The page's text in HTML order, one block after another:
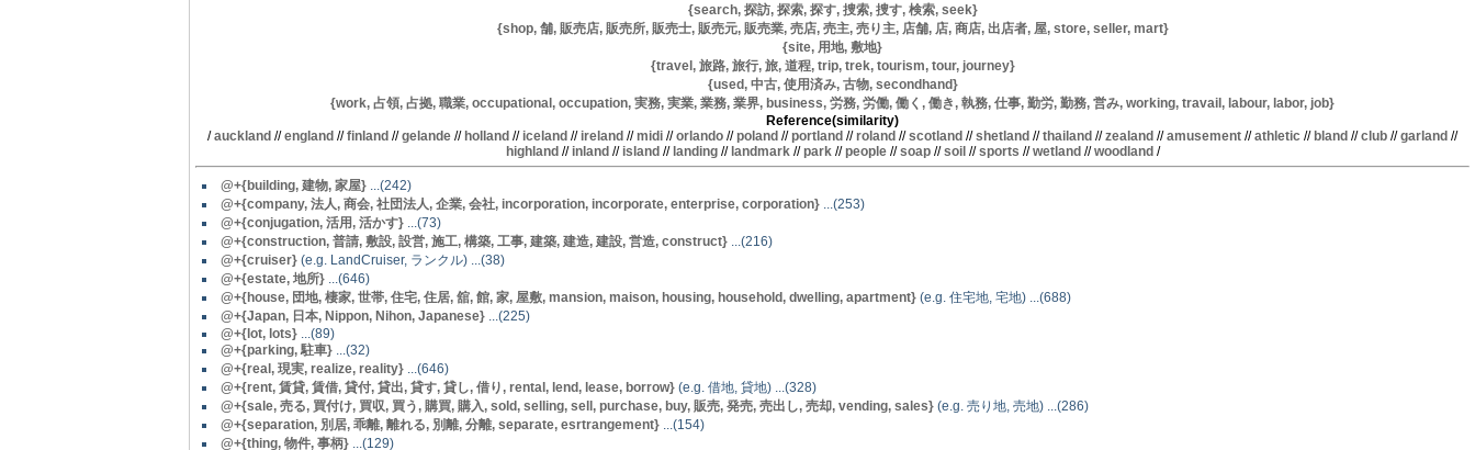
{search, 探訪, 探索, 探す, 捜索, 捜す, 検索, seek}
{shop, 舗, 販売店, 販売所, 販売士, 販売元, 販売業, 売店, 売主, 売り主, 店舗, 店, 商店, 出店者, 屋, store, seller, mart}
{site, 用地, 敷地}
{travel, 旅路, 旅行, 旅, 道程, trip, trek, tourism, tour, journey}
{used, 中古, 使用済み, 古物, secondhand}
{work, 占領, 占拠, 職業, occupational, occupation, 実務, 実業, 業務, 業界, business, 労務, 労働, 働く, 働き, 執務, 仕事, 勤労, 勤務, 営み, working, travail, labour, labor, job}
Reference(similarity)
/auckland //england //finland //gelande //holland //iceland //ireland //midi //orlando //poland //portland //roland //scotland //shetland //thailand //zealand //amusement //athletic //bland //club //garland //
highland//inland//island//landing//landmark//park//people//soap//soil//sports //wetland//woodland/
@+{building, 建物, 家屋} ...(242)
@+{company, 法人, 商会, 社団法人, 企業, 会社, incorporation, incorporate, enterprise, corporation} ...(253)
@+{conjugation, 活用, 活かす} ...(73)
@+{construction, 普請, 敷設, 設営, 施工, 構築, 工事, 建築, 建造, 建設, 営造, construct} ...(216)
@+{cruiser} (e.g. LandCruiser, ランクル) ...(38)
@+{estate, 地所} ...(646)
@+{house, 団地, 棲家, 世帯, 住宅, 住居, 舘, 館, 家, 屋敷, mansion, maison, housing, household, dwelling, apartment} (e.g. 住宅地, 宅地) ...(688)
@+{Japan, 日本, Nippon, Nihon, Japanese} ...(225)
@+{lot, lots} ...(89)
@+{parking, 駐車} ...(32)
@+{real, 現実, realize, reality} ...(646)
@+{rent, 賃貸, 賃借, 貸付, 貸出, 貸す, 貸し, 借り, rental, lend, lease, borrow} (e.g. 借地, 貸地) ...(328)
@+{sale, 売る, 買付け, 買収, 買う, 購買, 購入, sold, selling, sell, purchase, buy, 販売, 発売, 売出し, 売却, vending, sales} (e.g. 売り地, 売地) ...(286)
@+{separation, 別居, 乖離, 離れる, 別離, 分離, separate, esrtrangement} ...(154)
@+{thing, 物件, 事柄} ...(129)